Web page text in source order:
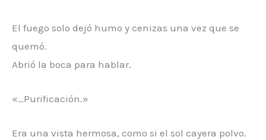
El fuego solo dejó humo y cenizas una vez que se
quemó.
Abrió la boca para hablar.
«…Purificación.»
Era una vista hermosa, como si el sol cayera polvo.